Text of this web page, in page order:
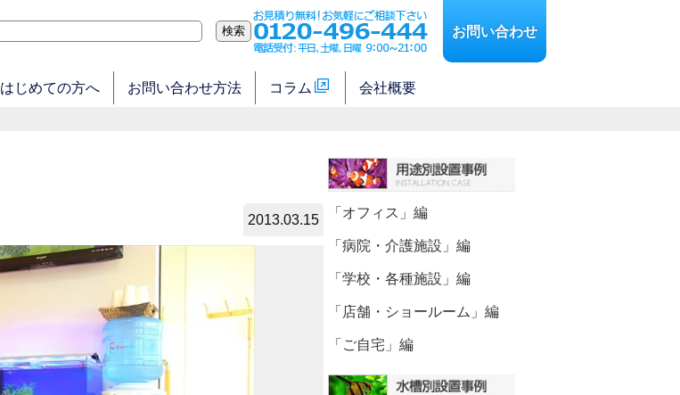
検索 お問い合わせ
はじめての方へ お問い合わせ方法 コラム 会社概要
2013.03.15 「オフィス」編
「病院・介護施設」編
「学校・各種施設」編
「店舗・ショールーム」編
「ご自宅」編